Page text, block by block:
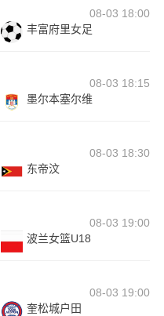
08-03 18:00
丰富府里女足
08-03 18:15
墨尔本塞尔维
08-03 18:30
东帝汶
08-03 19:00
波兰女篮U18
08-03 19:00
奎松城户田